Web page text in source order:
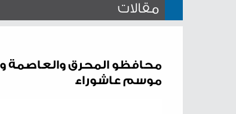
مقالات
محافظو المحرق والعاصمة
موسم عاشوراء